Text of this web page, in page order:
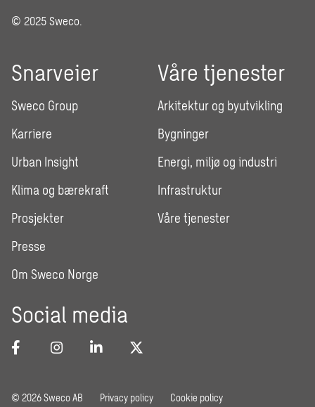
© 2025 Sweco.
Snarveier
Sweco Group
Karriere
Urban Insight
Klima og bærekraft
Prosjekter
Presse
Om Sweco Norge
Våre tjenester
Arkitektur og byutvikling
Bygninger
Energi, miljø og industri
Infrastruktur
Våre tjenester
Social media
© 2026 Sweco AB Privacy policy
Cookie policy